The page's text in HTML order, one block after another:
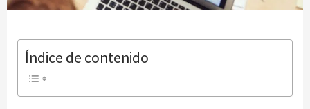
Índice de contenido